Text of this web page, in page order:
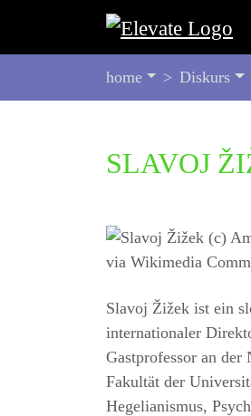
BEFINDEN
SICH
home Diskurs
SLAVOJ
Slavoj Žižek ist ein
internationaler
Gastprofessor an
Fakultät der
Hegelianismus,